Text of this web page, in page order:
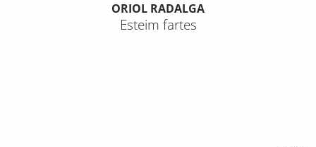
ORIOL RADALGA
Esteim fartes